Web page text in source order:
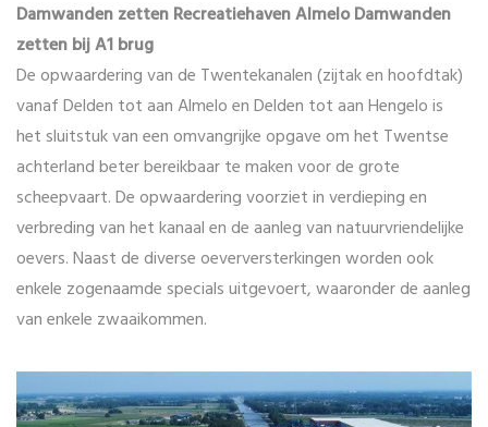
Damwanden zetten Recreatiehaven Almelo Damwanden
zetten bij A1 brug
De opwaardering van de Twentekanalen (zijtak en hoofdtak)
vanaf Delden tot aan Almelo en Delden tot aan Hengelo is
het sluitstuk van een omvangrijke opgave om het Twentse
achterland beter bereikbaar te maken voor de grote
scheepvaart. De opwaardering voorziet in verdieping en
verbreding van het kanaal en de aanleg van natuurvriendelijke
oevers. Naast de diverse oeverversterkingen worden ook
enkele zogenaamde specials uitgevoert, waaronder de aanleg
van enkele zwaaikommen.